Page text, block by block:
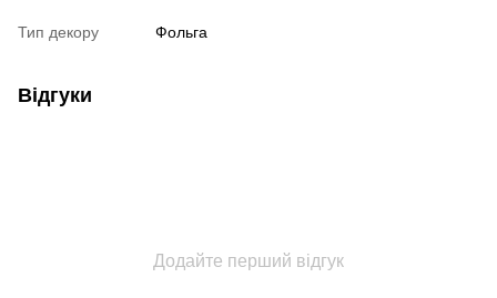
Тип декору Фольга
Відгуки
Додайте перший відгук